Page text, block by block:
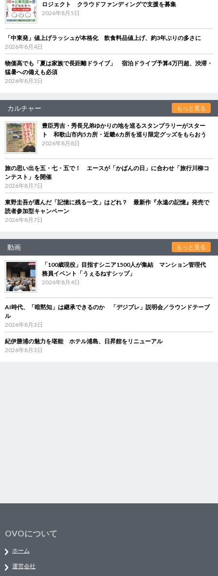
ロジェクト クラウドファンディングで支援を募集
2026年8月5日
「中東発」値上げラッシュが本格化 飲食料品値上げ、約3年ぶりの多さに
2026年8月4日
物価高でも「夏は家族で長距離ドライブ」 宿泊ドライブ予算4万円超、渋滞・
猛暑への備えも必須
2026年8月3日
カルチャー もっと見る
豊臣秀吉・秀長兄弟ゆかりの地を巡るスタンプラリーがスター
ト 和歌山市内5カ所・近畿6カ所を巡り限定グッズをもらおう
2026年8月8日
旅の思い出を五・七・五で！ エースが「かばんの日」に合わせ「旅行川柳コ
ンテスト」を開催
2026年8月7日
東野圭吾が選んだ「記憶に残る一文」はどれ？ 最新作『永遠の記憶』発売で
読者参加型キャンペーン
2026年8月7日
動画 もっと見る
「100歳現役」目指すシニア1500人が集結 マンション管理代
務員イベント「うぇるねすシップ」
2026年8月4日
AI時代、「暗黙知」は継承できるのか 「デジブレ」説明会／ラウンドテーブ
ル
2026年8月3日
紀伊勝浦の魅力を堪能 ホテル浦島、日昇館をリニューアル
2026年8月3日
OVOについて
ホーム
運営会社